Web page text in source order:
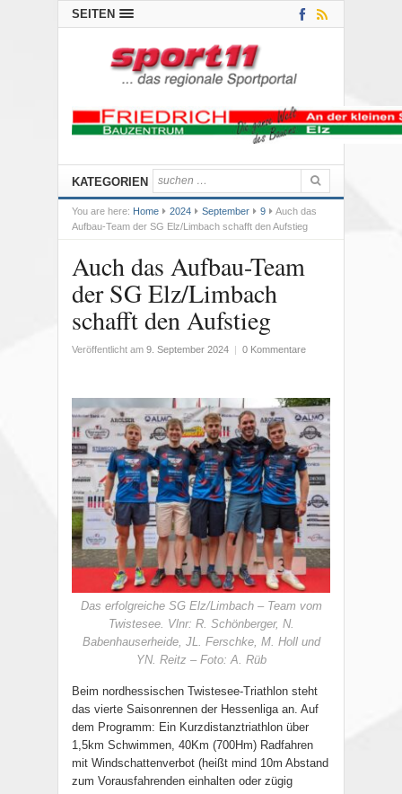
SEITEN
KATEGORIEN
You are here: Home 2024 September 9
Auch das
Aufbau-Team der SG Elz/Limbach schafft den Aufstieg
Auch das Aufbau-Team
der SG Elz/Limbach
schafft den Aufstieg
Veröffentlicht am 9. September 2024 0 Kommentare
Das erfolgreiche SG Elz/Limbach – Team vom
Twistesee. Vlnr: R. Schönberger, N.
Babenhauserheide, JL. Ferschke, M. Holl und
YN. Reitz – Foto: A. Rüb
Beim nordhessischen Twistesee-Triathlon steht
das vierte Saisonrennen der Hessenliga an. Auf
dem Programm: Ein Kurzdistanztriathlon über
1,5km Schwimmen, 40Km (700Hm) Radfahren
mit Windschattenverbot (heißt mind 10m Abstand
zum Vorausfahrenden einhalten oder zügig